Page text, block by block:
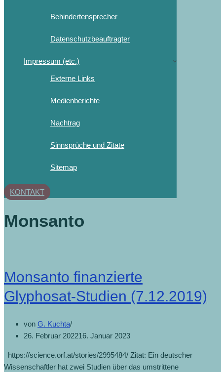
Behindertensprecher
Datenschutzbeauftragter
Impressum (etc.)
Externe Links
Medienberichte
Nachtrag
Sinnsprüche und Zitate
Sitemap
KONTAKT
Monsanto
Monsanto finanzierte
Glyphosat-Studien (7.12.2019)
von G. Kuchta
26. Februar 202216. Januar 2023
https://science.orf.at/stories/2995484/ Zitat: Ein deutscher
Wissenschaftler hat zwei Studien über das umstrittene